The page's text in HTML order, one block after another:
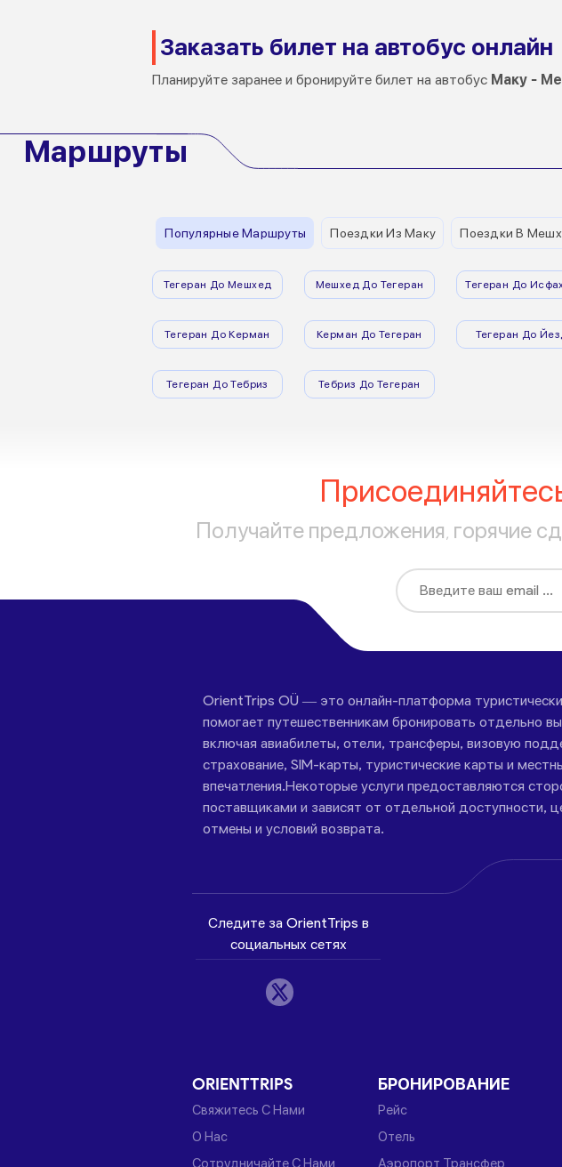
Заказать билет на автобус онлайн
Планируйте заранее и бронируйте билет на автобус Маку -
Маршруты
Популярные Маршруты Поездки Из Маку Поездки В
Тегеран До Мешхед Мешхед До Тегеран Тегеран До
Тегеран До Керман Керман До Тегеран Тегеран До
Тегеран До Тебриз Тебриз До Тегеран
Получайте предложения, горячие
OrientTrips OÜ — это онлайн-платформа
помогает путешественникам бронировать отдельно
включая авиабилеты, отели, трансферы, визовую
страхование, SIM-карты, туристические карты и
впечатления.Некоторые услуги предоставляются
поставщиками и зависят от отдельной доступности,
отмены и условий возврата.
Следите за OrientTrips в
социальных сетях
ORIENTTRIPS
Свяжитесь С Нами
О Нас
Сотрудничайте С Нами
БРОНИРОВАНИЕ
Рейс
Отель
Аэропорт Трансфер